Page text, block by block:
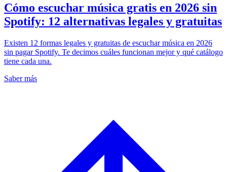
Cómo escuchar música gratis en 2026 sin
Spotify: 12 alternativas legales y gratuitas
Existen 12 formas legales y gratuitas de escuchar música en 2026
sin pagar Spotify. Te decimos cuáles funcionan mejor y qué catálogo
tiene cada una.
Saber más